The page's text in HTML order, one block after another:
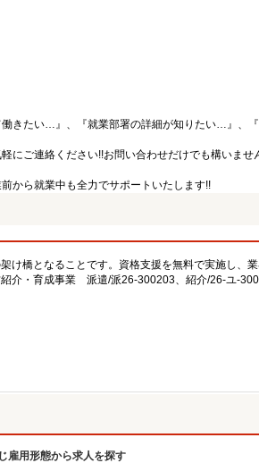
きたい…』、『就業部署の詳細が知りたい…』、
にご連絡ください!!お問い合わせだけでも構いませ
から就業中も全力でサポートいたします!!
け橋となることです。資格支援を無料で実施し、
介・育成事業 派遣/派26-300203、紹介/26-ユ-
雇用形態から求人を探す